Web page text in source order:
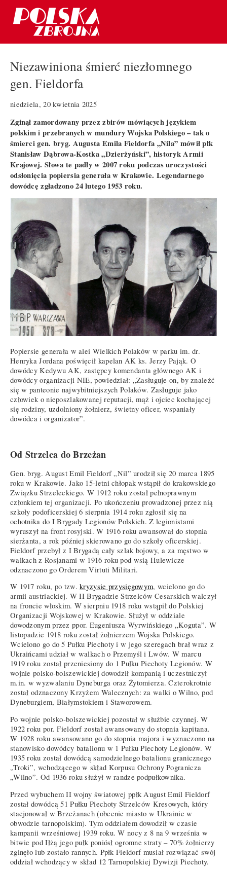
Niezawiniona śmierć niezłomnego
gen. Fieldorfa
niedziela, 20 kwietnia 2025
Zginął zamordowany przez zbirów mówiących językiem
polskim i przebranych w mundury Wojska Polskiego – tak o
śmierci gen. bryg. Augusta Emila Fieldorfa „Nila” mówił płk
Stanisław Dąbrowa-Kostka „Dzierżyński”, historyk Armii
Krajowej. Słowa te padły w 2007 roku podczas uroczystości
odsłonięcia popiersia generała w Krakowie. Legendarnego
dowódcę zgładzono 24 lutego 1953 roku.
Popiersie generała w alei Wielkich Polaków w parku im. dr.
Henryka Jordana poświęcił kapelan AK ks. Jerzy Pająk. O
dowódcy Kedywu AK, zastępcy komendanta głównego AK i
dowódcy organizacji NIE, powiedział: „Zasługuje on, by znaleźć
się w panteonie najwybitniejszych Polaków. Zasługuje jako
człowiek o nieposzlakowanej reputacji, mąż i ojciec kochającej
się rodziny, uzdolniony żołnierz, świetny oficer, wspaniały
dowódca i organizator”.
Od Strzelca do Brzeżan
Gen. bryg. August Emil Fieldorf „Nil” urodził się 20 marca 1895
roku w Krakowie. Jako 15-letni chłopak wstąpił do krakowskiego
Związku Strzeleckiego. W 1912 roku został pełnoprawnym
członkiem tej organizacji. Po ukończeniu prowadzonej przez nią
szkoły podoficerskiej 6 sierpnia 1914 roku zgłosił się na
ochotnika do I Brygady Legionów Polskich. Z legionistami
wyruszył na front rosyjski. W 1916 roku awansował do stopnia
sierżanta, a rok później skierowano go do szkoły oficerskiej.
Fieldorf przebył z I Brygadą cały szlak bojowy, a za męstwo w
walkach z Rosjanami w 1916 roku pod wsią Hulewicze
odznaczono go Orderem Virtuti Militari.
W 1917 roku, po tzw.kryzysie przysięgowym, wcielono go do
armii austriackiej. W II Brygadzie Strzelców Cesarskich walczył
na froncie włoskim. W sierpniu 1918 roku wstąpił do Polskiej
Organizacji Wojskowej w Krakowie. Służył w oddziale
dowodzonym przez ppor. Eugeniusza Wyrwińskiego „Koguta”. W
listopadzie 1918 roku został żołnierzem Wojska Polskiego.
Wcielono go do 5 Pułku Piechoty i w jego szeregach brał wraz z
Ukraińcami udział w walkach o Przemyśl i Lwów. W marcu
1919 roku został przeniesiony do 1 Pułku Piechoty Legionów. W
wojnie polsko-bolszewickiej dowodził kompanią i uczestniczył
m.in. w wyzwalaniu Dyneburga oraz Żytomierza. Czterokrotnie
został odznaczony Krzyżem Walecznych: za walki o Wilno, pod
Dyneburgiem, Białymstokiem i Staworowem.
Po wojnie polsko-bolszewickiej pozostał w służbie czynnej. W
1922 roku por. Fieldorf został awansowany do stopnia kapitana.
W 1928 roku awansowano go do stopnia majora i wyznaczono na
stanowisko dowódcy batalionu w 1 Pułku Piechoty Legionów. W
1935 roku został dowódcą samodzielnego batalionu granicznego
„Troki”, wchodzącego w skład Korpusu Ochrony Pogranicza
„Wilno”. Od 1936 roku służył w randze podpułkownika.
Przed wybuchem II wojny światowej ppłk August Emil Fieldorf
został dowódcą 51 Pułku Piechoty Strzelców Kresowych, który
stacjonował w Brzeżanach (obecnie miasto w Ukrainie w
obwodzie tarnopolskim). Tym oddziałem dowodził w czasie
kampanii wrześniowej 1939 roku. W nocy z 8 na 9 września w
bitwie pod Iłżą jego pułk poniósł ogromne straty – 70% żołnierzy
zginęło lub zostało rannych. Ppłk Fieldorf musiał rozwiązać swój
oddział wchodzący w skład 12 Tarnopolskiej Dywizji Piechoty.